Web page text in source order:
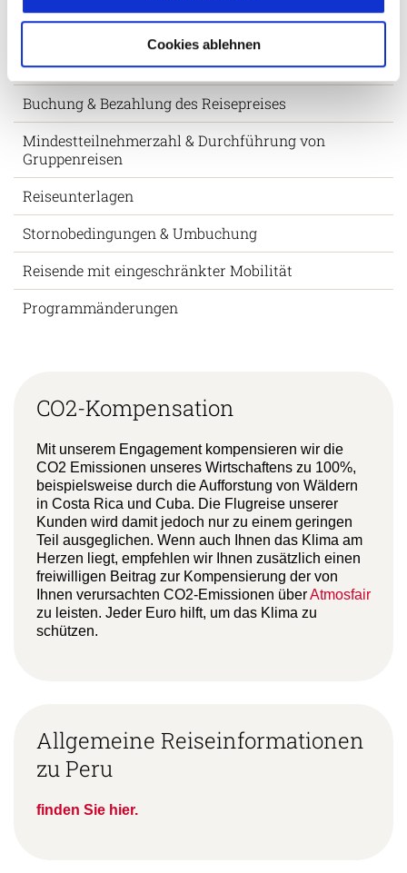
Cookies ablehnen
Flug & Anreise
Visum & Einreise
Buchung & Bezahlung des Reisepreises
Mindestteilnehmerzahl & Durchführung von
Gruppenreisen
Reiseunterlagen
Stornobedingungen & Umbuchung
Reisende mit eingeschränkter Mobilität
Programmänderungen
CO2-Kompensation
Mit unserem Engagement kompensieren wir die
CO2 Emissionen unseres Wirtschaftens zu 100%,
beispielsweise durch die Aufforstung von Wäldern
in Costa Rica und Cuba. Die Flugreise unserer
Kunden wird damit jedoch nur zu einem geringen
Teil ausgeglichen. Wenn auch Ihnen das Klima am
Herzen liegt, empfehlen wir Ihnen zusätzlich einen
freiwilligen Beitrag zur Kompensierung der von
Ihnen verursachten CO2-Emissionen überAtmosfair
zu leisten. Jeder Euro hilft, um das Klima zu
schützen.
Allgemeine Reiseinformationen
zu Peru
finden Sie hier.